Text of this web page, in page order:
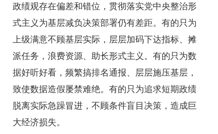
政绩观存在偏差和错位，贯彻落实党中央整治形
式主义为基层减负决策部署仍有差距。有的只为
上级满意不顾基层实际，层层加码下达指标、摊
派任务，浪费资源、助长形式主义。有的只为数
据好听好看，频繁搞排名通报、层层施压基层，
致使数据造假屡禁难绝。有的只为追求短期政绩
脱离实际急躁冒进，不顾条件盲目决策，造成巨
大经济损失。